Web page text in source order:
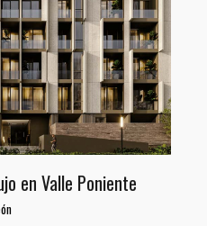
en Valle Poniente